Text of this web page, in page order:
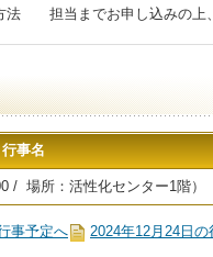
法 担当までお申し込みの上
行事名
/ 場所：活性化センター1階）
事予定へ 2024年12月24日